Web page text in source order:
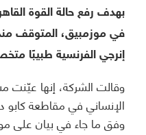
بهدف رفع حالة القوة
في موزمبيق، المتوقف
إنرجي الفرنسية طبيبًا
وقالت الشركة، إنها عيّنت
الإنساني في مقاطعة كابو
وفق ما جاء في بيان على